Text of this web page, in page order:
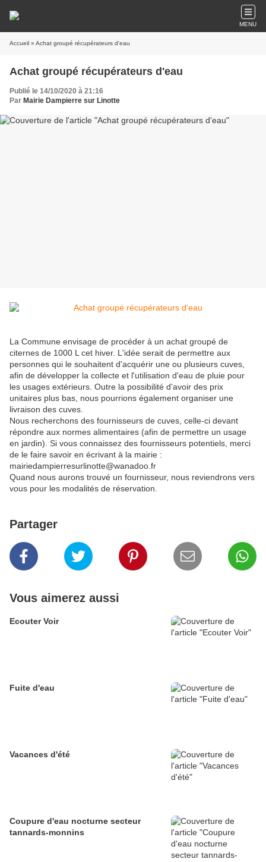
MENU
Accueil » Achat groupé récupérateurs d'eau
Achat groupé récupérateurs d'eau
Publié le 14/10/2020 à 21:16
Par Mairie Dampierre sur Linotte
La Commune envisage de procéder à un achat groupé de
citernes de 1000 L cet hiver. L'idée serait de permettre aux
personnes qui le souhaitent d'acquérir une ou plusieurs cuves,
afin de développer la collecte et l'utilisation d'eau de pluie pour
les usages extérieurs. Outre la possibilité d'avoir des prix
unitaires plus bas, nous pourrions également organiser une
livraison des cuves.
Nous recherchons des fournisseurs de cuves, celle-ci devant
répondre aux normes alimentaires (afin de permettre un usage
en jardin). Si vous connaissez des fournisseurs potentiels, merci
de le faire savoir en écrivant à la mairie :
mairiedampierresurlinotte@wanadoo.fr
Quand nous aurons trouvé un fournisseur, nous reviendrons vers
vous pour les modalités de réservation.
Partager
Vous aimerez aussi
Ecouter Voir
Fuite d'eau
Vacances d'été
Coupure d'eau nocturne secteur
tannards-monnins